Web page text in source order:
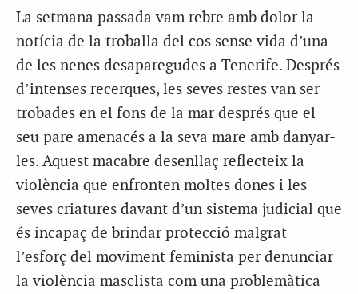
La setmana passada vam rebre amb dolor la
notícia de la troballa del cos sense vida d’una
de les nenes desaparegudes a Tenerife. Després
d’intenses recerques, les seves restes van ser
trobades en el fons de la mar després que el
seu pare amenacés a la seva mare amb danyar-
les. Aquest macabre desenllaç reflecteix la
violència que enfronten moltes dones i les
seves criatures davant d’un sistema judicial que
és incapaç de brindar protecció malgrat
l’esforç del moviment feminista per denunciar
la violència masclista com una problemàtica